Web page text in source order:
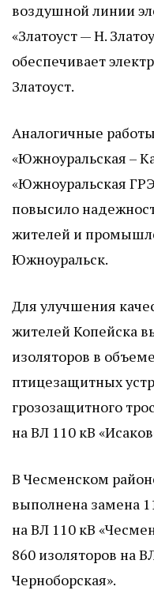
воздушной линии
«Златоуст — Н.
обеспечивает
Златоуст.
Аналогичные
«Южноуральская –
«Южноуральская
повысило
жителей и
Южноуральск.
Для улучшения
жителей Копейска
изоляторов в
птицезащитных
грозозащитного
на ВЛ 110 кВ
В Чесменском
выполнена замена
на ВЛ 110 кВ
860 изоляторов на
Черноборская».